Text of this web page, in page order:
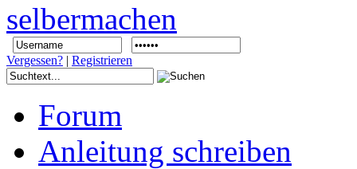
Vergessen? | Registrieren
Forum
Anleitung schreiben